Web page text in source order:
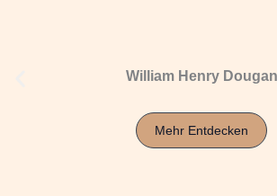
William Henry Dougan
Mehr Entdecken